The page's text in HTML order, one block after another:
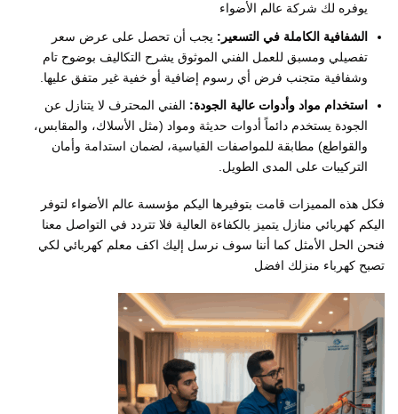
يوفره لك شركة عالم الأضواء
​الشفافية الكاملة في التسعير: يجب أن تحصل على عرض سعر
تفصيلي ومسبق للعمل الفني الموثوق يشرح التكاليف بوضوح تام
وشفافية متجنب فرض أي رسوم إضافية أو خفية غير متفق عليها.
​استخدام مواد وأدوات عالية الجودة: الفني المحترف لا يتنازل عن
الجودة يستخدم دائماً أدوات حديثة ومواد (مثل الأسلاك، والمقابس،
والقواطع) مطابقة للمواصفات القياسية، لضمان استدامة وأمان
التركيبات على المدى الطويل.
فكل هذه المميزات قامت بتوفيرها اليكم مؤسسة عالم الأضواء لتوفر
اليكم كهربائي منازل يتميز بالكفاءة العالية فلا تتردد في التواصل معنا
فنحن الحل الأمثل كما أننا سوف نرسل إليك اكف معلم كهربائي لكي
تصبح كهرباء منزلك افضل